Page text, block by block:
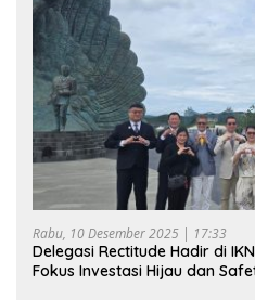
Rabu, 10 Desember 2025 | 17:33
Delegasi Rectitude Hadir di
Fokus Investasi Hijau dan